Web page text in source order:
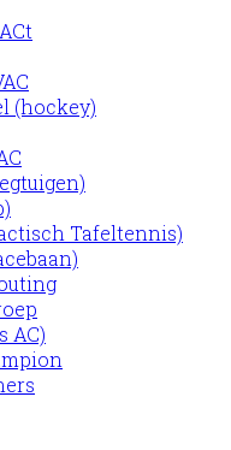
(hockey)
Tafeltennis)
AC)